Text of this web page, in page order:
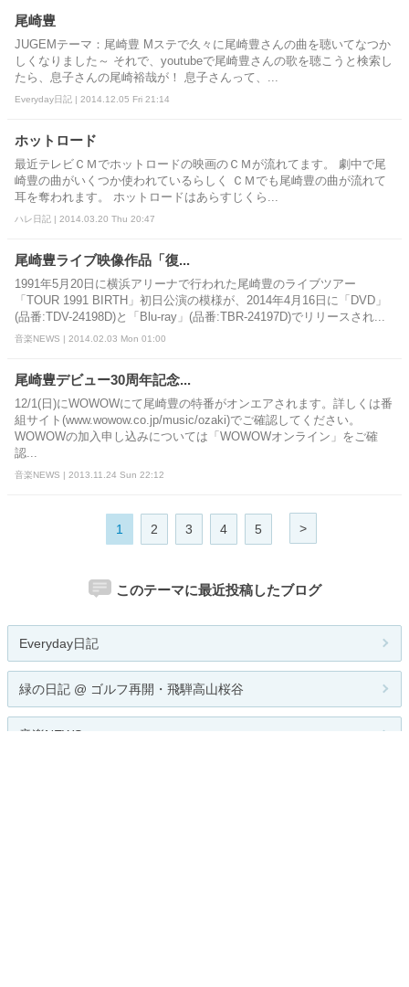
尾崎豊
JUGEMテーマ：尾崎豊 Mステで久々に尾崎豊さんの曲を聴いてなつか
しくなりました～ それで、youtubeで尾崎豊さんの歌を聴こうと検索し
たら、息子さんの尾崎裕哉が！ 息子さんって、...
Everyday日記 | 2014.12.05 Fri 21:14
ホットロード
最近テレビＣＭでホットロードの映画のＣＭが流れてます。 劇中で尾
崎豊の曲がいくつか使われているらしく ＣＭでも尾崎豊の曲が流れて
耳を奪われます。 ホットロードはあらすじくら...
ハレ日記 | 2014.03.20 Thu 20:47
尾崎豊ライブ映像作品「復...
1991年5月20日に横浜アリーナで行われた尾崎豊のライブツアー
「TOUR 1991 BIRTH」初日公演の模様が、2014年4月16日に「DVD」
(品番:TDV-24198D)と「Blu-ray」(品番:TBR-24197D)でリリースされ...
音楽NEWS | 2014.02.03 Mon 01:00
尾崎豊デビュー30周年記念...
12/1(日)にWOWOWにて尾崎豊の特番がオンエアされます。詳しくは番
組サイト(www.wowow.co.jp/music/ozaki)でご確認してください。
WOWOWの加入申し込みについては「WOWOWオンライン」をご確
認...
音楽NEWS | 2013.11.24 Sun 22:12
1 2 3 4 5 >
このテーマに最近投稿したブログ
Everyday日記
緑の日記 @ ゴルフ再開・飛騨高山桜谷
音楽NEWS